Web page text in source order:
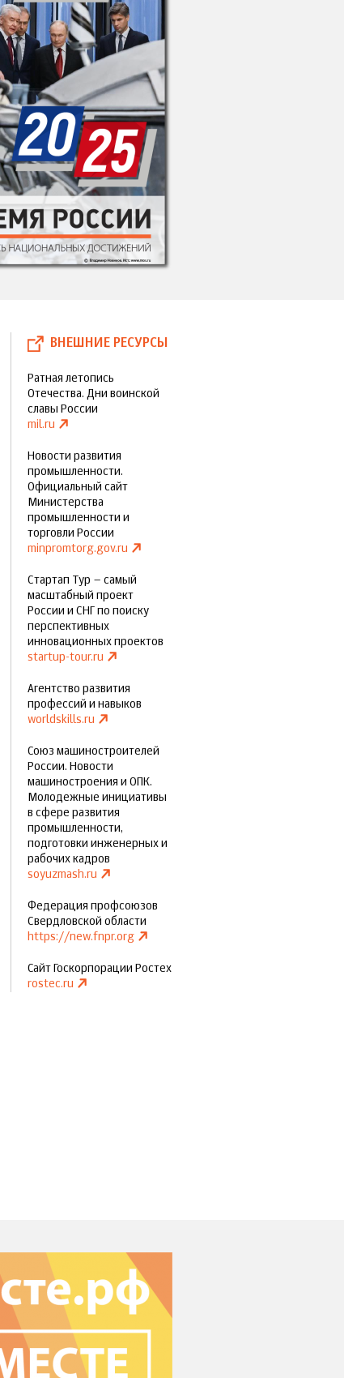
ВНЕШНИЕ РЕСУРСЫ
Ратная летопись
Отечества. Дни воинской
славы России
mil.ru
Новости развития
промышленности.
Официальный сайт
Министерства
промышленности и
торговли России
minpromtorg.gov.ru
Стартап Тур – самый
масштабный проект
России и СНГ по поиску
перспективных
инновационных проектов
startup-tour.ru
Агентство развития
профессий и навыков
worldskills.ru
Союз машиностроителей
России. Новости
машиностроения и ОПК.
Молодежные инициативы
в сфере развития
промышленности,
подготовки инженерных и
рабочих кадров
soyuzmash.ru
Федерация профсоюзов
Свердловской области
https://new.fnpr.org
Сайт Госкорпорации Ростех
rostec.ru